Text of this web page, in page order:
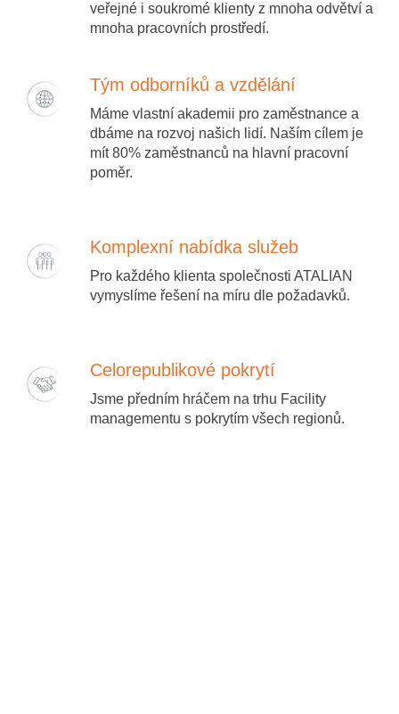
veřejné i soukromé klienty z mnoha odvětví a
mnoha pracovních prostředí.
Tým odborníků a vzdělání
Máme vlastní akademii pro zaměstnance a
dbáme na rozvoj našich lidí. Naším cílem je
mít 80% zaměstnanců na hlavní pracovní
poměr.
Komplexní nabídka služeb
Pro každého klienta společnosti ATALIAN
vymyslíme řešení na míru dle požadavků.
Celorepublikové pokrytí
Jsme předním hráčem na trhu Facility
managementu s pokrytím všech regionů.